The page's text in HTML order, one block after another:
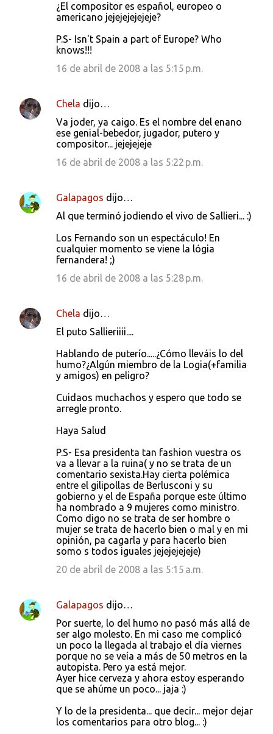
¿El compositor es español, europeo o
americano jejejejejejeje?
P.S- Isn't Spain a part of Europe? Who
knows!!!
16 de abril de 2008 a las 5:15 p.m.
Chela dijo…
Va joder, ya caigo. Es el nombre del enano
ese genial-bebedor, jugador, putero y
compositor... jejejejeje
16 de abril de 2008 a las 5:22 p.m.
Galapagos dijo…
Al que terminó jodiendo el vivo de Sallieri... :)
Los Fernando son un espectáculo! En
cualquier momento se viene la lógia
fernandera! ;)
16 de abril de 2008 a las 5:28 p.m.
Chela dijo…
El puto Sallieriiii....
Hablando de puterío.....¿Cómo lleváis lo del
humo?¿Algún miembro de la Logia(+familia
y amigos) en peligro?
Cuidaos muchachos y espero que todo se
arregle pronto.
Haya Salud
P.S- Esa presidenta tan fashion vuestra os
va a llevar a la ruina( y no se trata de un
comentario sexista.Hay cierta polémica
entre el gilipollas de Berlusconi y su
gobierno y el de España porque este último
ha nombrado a 9 mujeres como ministro.
Como digo no se trata de ser hombre o
mujer se trata de hacerlo bien o mal y en mi
opinión, pa cagarla y para hacerlo bien
somo s todos iguales jejejejejeje)
20 de abril de 2008 a las 5:15 a.m.
Galapagos dijo…
Por suerte, lo del humo no pasó más allá de
ser algo molesto. En mi caso me complicó
un poco la llegada al trabajo el día viernes
porque no se veía a más de 50 metros en la
autopista. Pero ya está mejor.
Ayer hice cerveza y ahora estoy esperando
que se ahúme un poco... jaja :)
Y lo de la presidenta... que decir... mejor dejar
los comentarios para otro blog... :)